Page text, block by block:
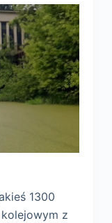
1300
z